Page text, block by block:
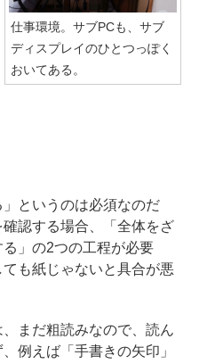
仕事環境。サブPCも、サブ
ディスプレイのひとつっぽく
おいてある。
というのは必須なのだ
認する場合、「全体をざ
」の2つの工程が必要
も紙じゃないと具合が悪
まだ粗読みなので、読ん
例えば「手書きの矢印」